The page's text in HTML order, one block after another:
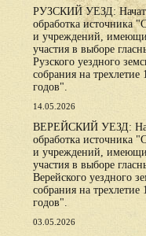
РУЗСКИЙ УЕЗД:
обработка источника
и учреждений,
участия в выборе
Рузского уездного
собрания на трехлетие
годов".
14.05.2026
ВЕРЕЙСКИЙ УЕЗД:
обработка источника
и учреждений,
участия в выборе
Верейского уездного
собрания на трехлетие
годов".
03.05.2026